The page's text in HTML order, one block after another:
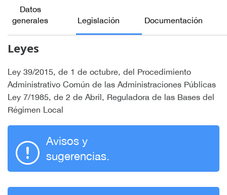
Datos
generales
Legislación Documentación
Leyes
Ley 39/2015, de 1 de octubre, del Procedimiento
Administrativo Común de las Administraciones Públicas
Ley 7/1985, de 2 de Abril, Reguladora de las Bases del
Régimen Local
Avisos y
sugerencias.